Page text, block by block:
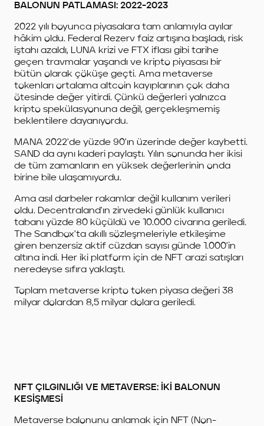
BALONUN PATLAMASI: 2022-2023
2022 yılı boyunca piyasalara tam anlamıyla ayılar
hâkim oldu. Federal Rezerv faiz artışına başladı, risk
iştahı azaldı, LUNA krizi ve FTX iflası gibi tarihe
geçen travmalar yaşandı ve kripto piyasası bir
bütün olarak çöküşe geçti. Ama metaverse
tokenları ortalama altcoin kayıplarının çok daha
ötesinde değer yitirdi. Çünkü değerleri yalnızca
kripto spekülasyonuna değil, gerçekleşmemiş
beklentilere dayanıyordu.
MANA 2022'de yüzde 90'ın üzerinde değer kaybetti.
SAND da aynı kaderi paylaştı. Yılın sonunda her ikisi
de tüm zamanların en yüksek değerlerinin onda
birine bile ulaşamıyordu.
Ama asıl darbeler rakamlar değil kullanım verileri
oldu. Decentraland'ın zirvedeki günlük kullanıcı
tabanı yüzde 80 küçüldü ve 10.000 civarına geriledi.
The Sandbox'ta akıllı sözleşmeleriyle etkileşime
giren benzersiz aktif cüzdan sayısı günde 1.000'in
altına indi. Her iki platform için de NFT arazi satışları
neredeyse sıfıra yaklaştı.
Toplam metaverse kripto token piyasa değeri 38
milyar dolardan 8,5 milyar dolara geriledi.
NFT ÇILGINLIĞI VE METAVERSE: İKİ BALONUN
KESİŞMESİ
Metaverse balonunu anlamak için NFT (Non-